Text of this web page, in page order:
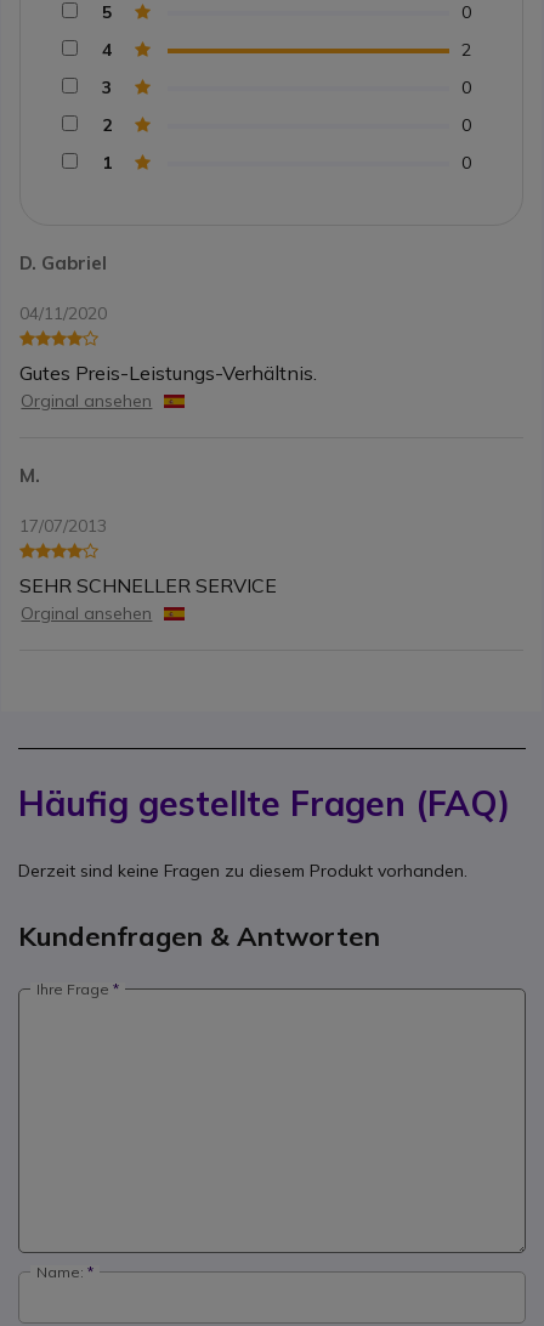
D. Gabriel
04/11/2020
Gutes Preis-Leistungs-Verhältnis.
Orginal ansehen
M.
17/07/2013
SEHR SCHNELLER SERVICE
Orginal ansehen
5
0
4
2
3
0
2
0
1
0
Häufig gestellte Fragen (FAQ)
Derzeit sind keine Fragen zu diesem Produkt vorhanden.
Kundenfragen & Antworten
Ihre Frage
Name: